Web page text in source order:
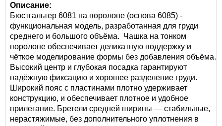
Описание:
Бюстгальтер 6081 на поролоне (основа 6085) -
функциональная модель, разработанная для груди
среднего и большого объёма. Чашка на тонком
поролоне обеспечивает деликатную поддержку и
чёткое моделирование формы без добавления объёма.
Высокий центр и глубокая посадка гарантируют
надёжную фиксацию и хорошее разделение груди.
Широкий пояс с пластинами плотно удерживает
конструкцию, и обеспечивает плотное и удобное
прилегание. Бретели средней ширины — стабильные,
нерастяжимые, без дополнительного уплотнения в